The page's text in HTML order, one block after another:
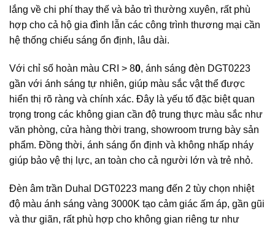
lắng về chi phí thay thế và bảo trì thường xuyên, rất phù
hợp cho cả hộ gia đình lẫn các công trình thương mại cần
hệ thống chiếu sáng ổn định, lâu dài.
Với chỉ số hoàn màu CRI > 80, ánh sáng đèn DGT0223
gần với ánh sáng tự nhiên, giúp màu sắc vật thể được
hiển thị rõ ràng và chính xác. Đây là yếu tố đặc biệt quan
trọng trong các không gian cần độ trung thực màu sắc như
văn phòng, cửa hàng thời trang, showroom trưng bày sản
phẩm. Đồng thời, ánh sáng ổn định và không nhấp nháy
giúp bảo vệ thị lực, an toàn cho cả người lớn và trẻ nhỏ.
Đèn âm trần Duhal DGT0223 mang đến 2 tùy chọn nhiệt
độ màu ánh sáng vàng 3000K tạo cảm giác ấm áp, gần gũi
và thư giãn, rất phù hợp cho không gian riêng tư như